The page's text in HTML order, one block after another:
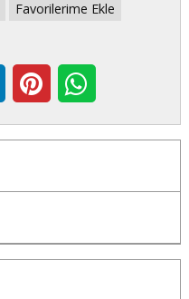
Favorilerime Ekle